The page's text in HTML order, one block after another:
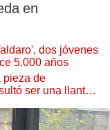
en
dos jóvenes
5.000 años
pieza de
ser una llanta